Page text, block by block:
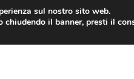
sul nostro sito web.
il banner, presti il